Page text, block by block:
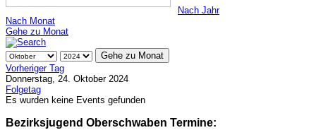
Nach Jahr
Nach Monat
Gehe zu Monat
Gehe zu Monat
Vorheriger Tag
Donnerstag, 24. Oktober 2024
Folgetag
Es wurden keine Events gefunden
Bezirksjugend Oberschwaben Termine: